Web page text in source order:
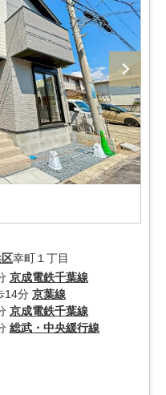
幸町１丁目
京成電鉄千葉線
14分 京葉線
京成電鉄千葉線
総武・中央緩行線